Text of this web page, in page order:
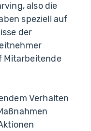
also die
speziell auf
der
Mitarbeitende
Verhalten